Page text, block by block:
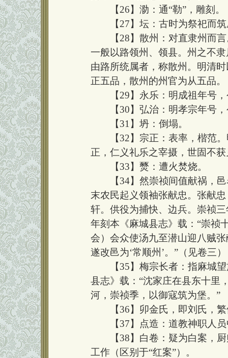
【26】泐：通“勒”，雕刻。
【27】坛：古时为祭祀而筑
【28】散州：对直隶州而言
一般以路领州、领县。州之不
由路所统属者，称散州。明清
正五品，散州的州官为从五品。
【29】永乐：明成祖年号
【30】弘治：明孝宗年号
【31】坍：倒塌。
【32】宗正：表率，楷范。
正，仁义礼乐之宰摄，世固不获
【33】燹：遭火焚烧。
【34】然崇祯间值献祸，邑
末农民起义领袖张献忠。张献
轩。供役为捕快、边兵。崇祯
年刻本《麻城县志》载：“崇
会）会众使汤九至潜山迎八贼
遂改邑为‘常顺州’。”（见卷三）
【35】梅宗长者：指麻城望
县志》载：“沈家庄在县东十里
河，崇祯季，以御寇筑为堡。”
【36】卯金氏，即刘氏，繁
【37】点造：道教神职人员
【38】白卷：疑为白案，厨
工作（区别于“红案”）。